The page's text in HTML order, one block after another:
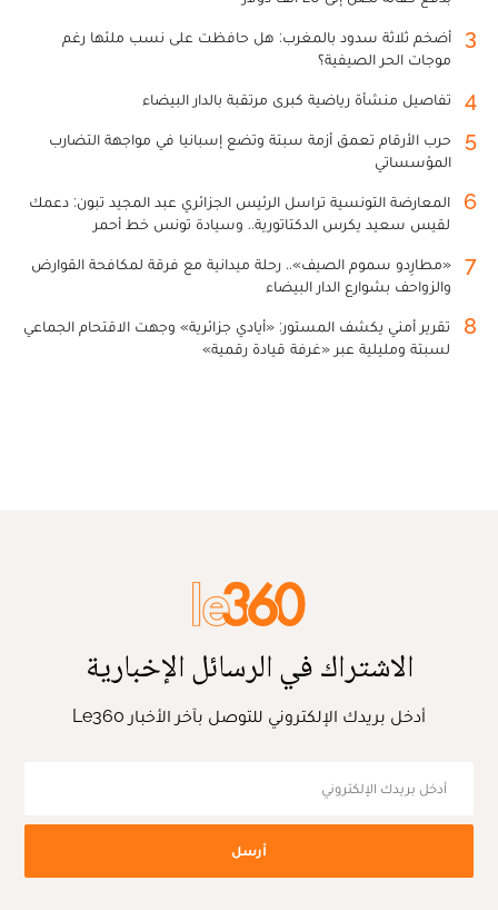
3
أضخم ثلاثة سدود بالمغرب: هل حافظت على نسب ملئها رغم
موجات الحر الصيفية؟
4 تفاصيل منشأة رياضية كبرى مرتقبة بالدار البيضاء
5
حرب الأرقام تعمق أزمة سبتة وتضع إسبانيا في مواجهة التضارب
المؤسساتي
6
المعارضة التونسية تراسل الرئيس الجزائري عبد المجيد تبون: دعمك
لقيس سعيد يكرس الدكتاتورية.. وسيادة تونس خط أحمر
7
«مطارِدو سموم الصيف».. رحلة ميدانية مع فرقة لمكافحة القوارض
والزواحف بشوارع الدار البيضاء
8
تقرير أمني يكشف المستور: «أيادي جزائرية» وجهت الاقتحام الجماعي
لسبتة ومليلية عبر «غرفة قيادة رقمية»
الاشتراك في الرسائل الإخبارية
أدخل بريدك الإلكتروني للتوصل بآخر الأخبار Le360
أرسل